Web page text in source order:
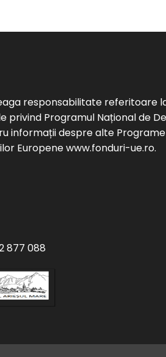
responsabilitate
Programul Național de
informații despre alte
Europene www.fonduri-ue.ro.
877 088